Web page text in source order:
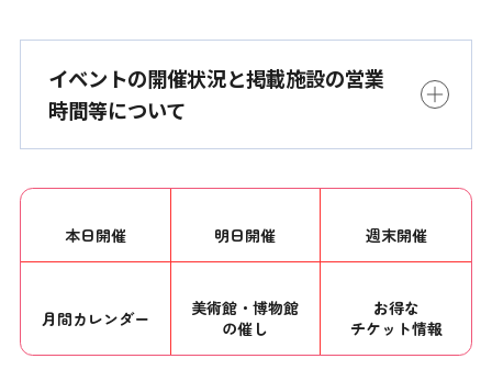
イベントの開催状況と掲載施設の営業
時間等について
本日開催 明日開催 週末開催
月間カレンダー
美術館・博物館
の催し
お得な
チケット情報